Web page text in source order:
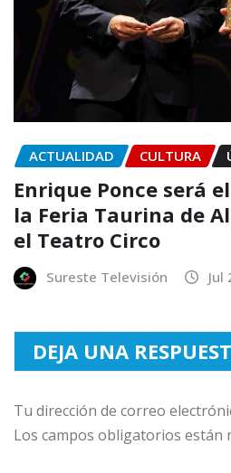
ACTUALIDAD CULTURA
Enrique Ponce será
la Feria Taurina de
el Teatro Circo
Sureste Televisión Jul
DEJA UNA
Tu dirección de correo
Los campos obligatorios están